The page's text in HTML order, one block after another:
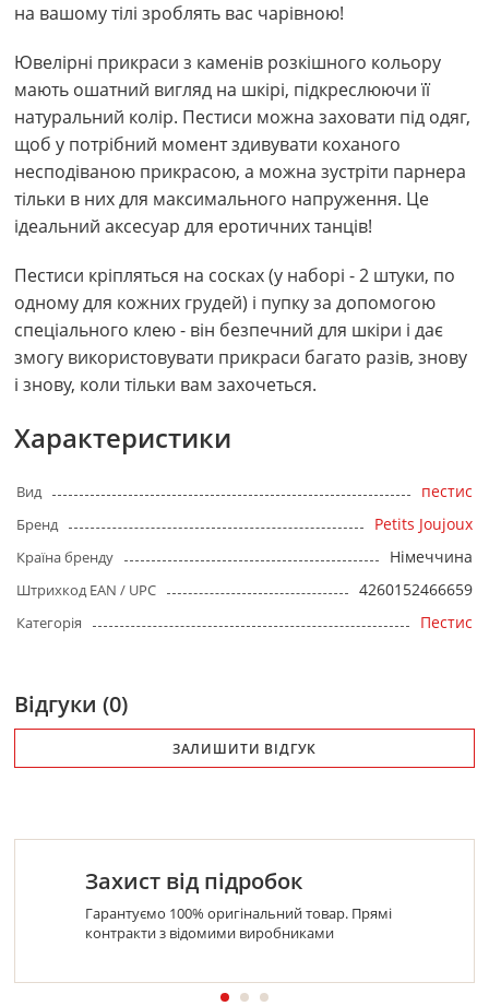
на вашому тілі зроблять вас чарівною!
Ювелірні прикраси з каменів розкішного кольору
мають ошатний вигляд на шкірі, підкреслюючи її
натуральний колір. Пестиси можна заховати під одяг,
щоб у потрібний момент здивувати коханого
несподіваною прикрасою, а можна зустріти парнера
тільки в них для максимального напруження. Це
ідеальний аксесуар для еротичних танців!
Пестиси кріпляться на сосках (у наборі - 2 штуки, по
одному для кожних грудей) і пупку за допомогою
спеціального клею - він безпечний для шкіри і дає
змогу використовувати прикраси багато разів, знову
і знову, коли тільки вам захочеться.
Характеристики
Вид пестис
Бренд Petits Joujoux
Країна бренду Німеччина
Штрихкод EAN / UPC 4260152466659
Категорія Пестис
Відгуки (0)
ЗАЛИШИТИ ВІДГУК
Захист від підробок
Гарантуємо 100% оригінальний товар. Прямі
контракти з відомими виробниками